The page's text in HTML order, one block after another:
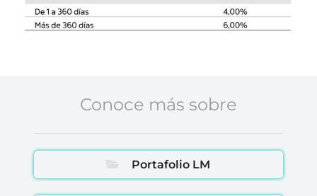
Conoce más sobre
Portafolio LM